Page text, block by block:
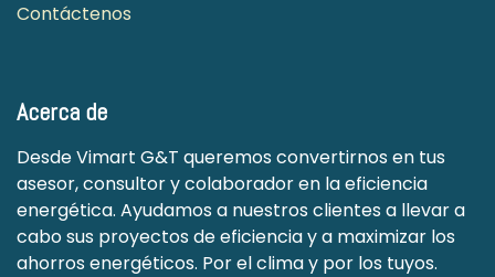
Contáctenos
Acerca de
Desde Vimart G&T queremos convertirnos en tus
asesor, consultor y colaborador en la eficiencia
energética. Ayudamos a nuestros clientes a llevar a
cabo sus proyectos de eficiencia y a maximizar los
ahorros energéticos. Por el clima y por los tuyos.